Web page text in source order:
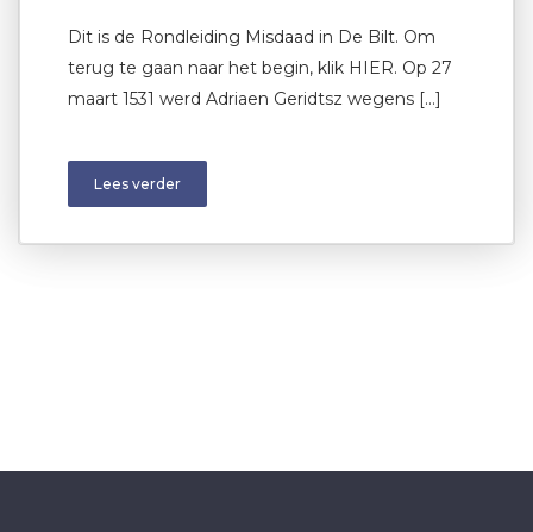
Dit is de Rondleiding Misdaad in De Bilt. Om
terug te gaan naar het begin, klik HIER. Op 27
maart 1531 werd Adriaen Geridtsz wegens […]
Lees verder